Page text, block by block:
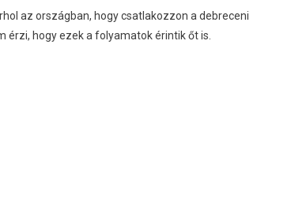
az országban, hogy csatlakozzon a debreceni
hogy ezek a folyamatok érintik őt is.